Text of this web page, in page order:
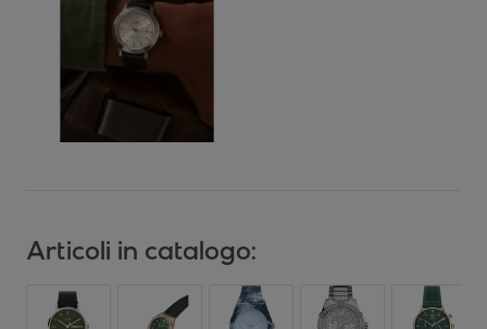
Articoli in catalogo: